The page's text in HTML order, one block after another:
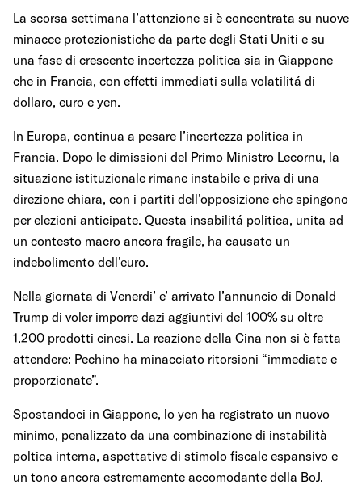
La scorsa settimana l’attenzione si è concentrata su nuove
minacce protezionistiche da parte degli Stati Uniti e su
una fase di crescente incertezza politica sia in Giappone
che in Francia, con effetti immediati sulla volatilitá di
dollaro, euro e yen.
In Europa, continua a pesare l’incertezza politica in
Francia. Dopo le dimissioni del Primo Ministro Lecornu, la
situazione istituzionale rimane instabile e priva di una
direzione chiara, con i partiti dell’opposizione che spingono
per elezioni anticipate. Questa insabilitá politica, unita ad
un contesto macro ancora fragile, ha causato un
indebolimento dell’euro.
Nella giornata di Venerdi’ e’ arrivato l’annuncio di Donald
Trump di voler imporre dazi aggiuntivi del 100% su oltre
1.200 prodotti cinesi. La reazione della Cina non si è fatta
attendere: Pechino ha minacciato ritorsioni “immediate e
proporzionate”.
Spostandoci in Giappone, lo yen ha registrato un nuovo
minimo, penalizzato da una combinazione di instabilità
poltica interna, aspettative di stimolo fiscale espansivo e
un tono ancora estremamente accomodante della BoJ.